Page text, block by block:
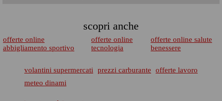
scopri anche
offerte online
abbigliamento sportivo
offerte online
tecnologia
offerte online salute
benessere
volantini supermercati prezzi carburante
offerte lavoro
meteo dinami